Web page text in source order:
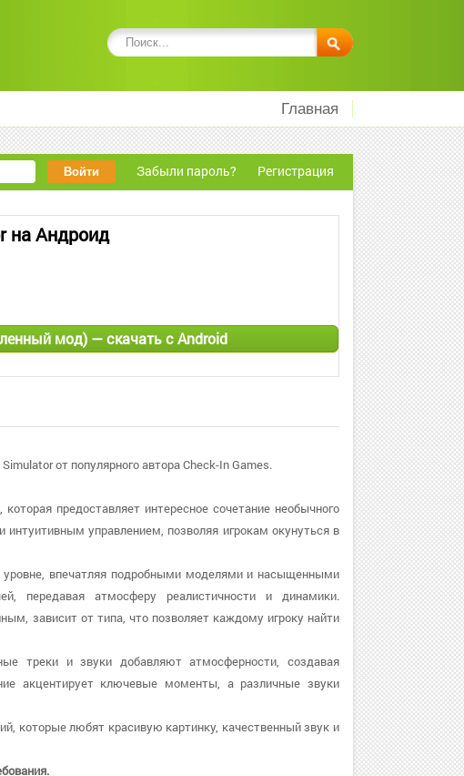
Главная
Забыли пароль? Регистрация
на Андроид
мод) — скачать с Android
от популярного автора Check-In Games.
предоставляет интересное сочетание необычного
интуитивным управлением, позволяя игрокам окунуться в
впечатляя подробными моделями и насыщенными
передавая атмосферу реалистичности и динамики.
зависит от типа, что позволяет каждому игроку найти
треки и звуки добавляют атмосферности, создавая
акцентирует ключевые моменты, а различные звуки
которые любят красивую картинку, качественный звук и